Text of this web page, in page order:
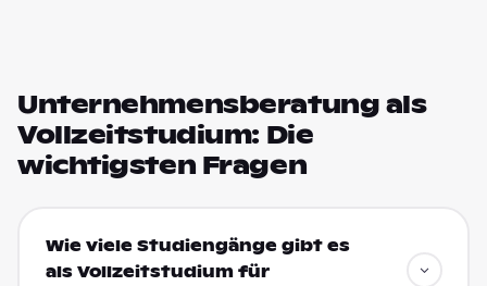
Unternehmensberatung als
Vollzeitstudium: Die
wichtigsten Fragen
Wie viele Studiengänge gibt es
als Vollzeitstudium für